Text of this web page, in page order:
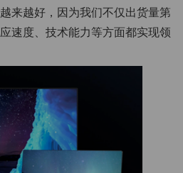
来越好，因为我们不仅出货量第
速度、技术能力等方面都实现领